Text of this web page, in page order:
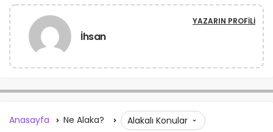
İhsan
YAZARIN PROFILI
Anasayfa Ne Alaka? Alakalı Konular